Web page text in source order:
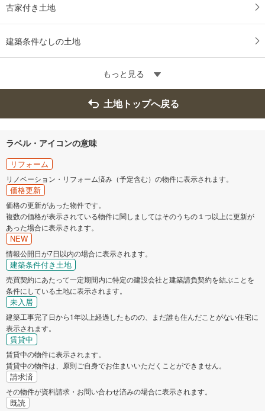
古家付き土地
建築条件なしの土地
もっと見る
土地トップへ戻る
ラベル・アイコンの意味
リフォーム
リノベーション・リフォーム済み（予定含む）の物件に表示されます。
価格更新
価格の更新があった物件です。
複数の価格が表示されている物件に関しましてはそのうちの１つ以上に更新が
あった場合に表示されます。
NEW
情報公開日が7日以内の場合に表示されます。
建築条件付き土地
売買契約にあたって一定期間内に特定の建設会社と建築請負契約を結ぶことを
条件にしている土地に表示されます。
未入居
建築工事完了日から1年以上経過したものの、まだ誰も住んだことがない住宅に
表示されます。
賃貸中
賃貸中の物件に表示されます。
賃貸中の物件は、原則ご自身でお住まいいただくことができません。
請求済
その物件が資料請求・お問い合わせ済みの場合に表示されます。
既読